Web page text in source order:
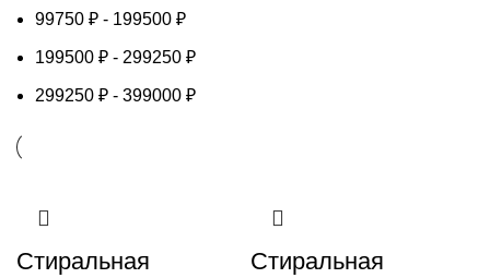
99750 ₽ - 199500 ₽
199500 ₽ - 299250 ₽
299250 ₽ - 399000 ₽
Стиральная
Стиральная